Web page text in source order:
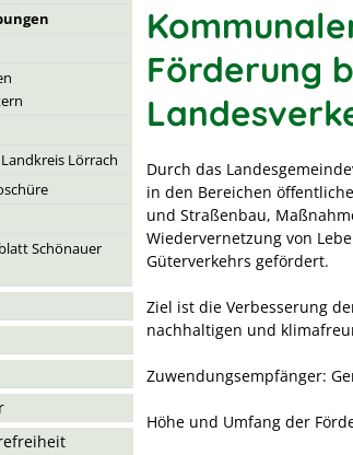
Lörrach
Schönauer
Förderung
Durch das
in den Bereichen
und Straßenbau,
Wiedervernetzung von
Güterverkehrs gefördert.
Ziel ist die Verbesserung
nachhaltigen und
Zuwendungsempfänger:
Höhe und Umfang der